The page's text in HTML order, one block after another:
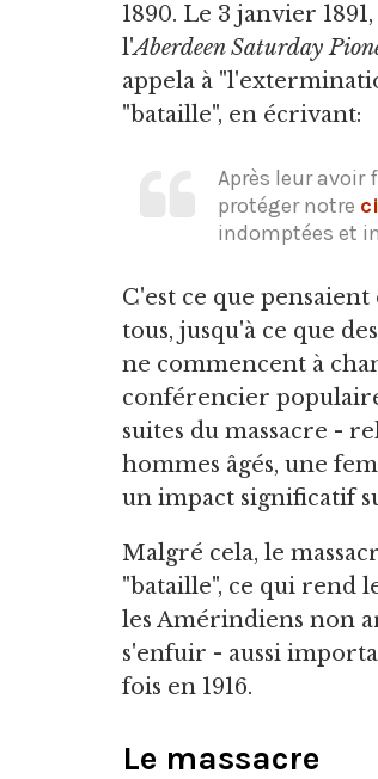
1890. Le 3 janvier
l'Aberdeen Saturday
appela à
"bataille", en écrivant:
Après leur avoir
protéger notre
indomptées et
C'est ce que
tous, jusqu'à ce que
ne commencent à
conférencier
suites du massacre -
hommes âgés, une
un impact significatif
Malgré cela, le
"bataille", ce qui rend
les Amérindiens non
s'enfuir - aussi
fois en 1916.
Le massacre